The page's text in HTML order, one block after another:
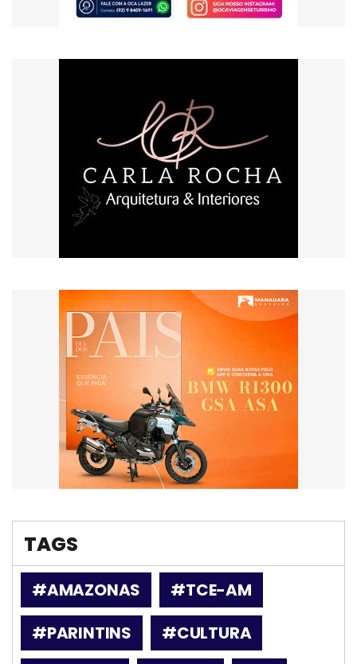
TAGS
#AMAZONAS
#TCE-AM
#PARINTINS
#CULTURA